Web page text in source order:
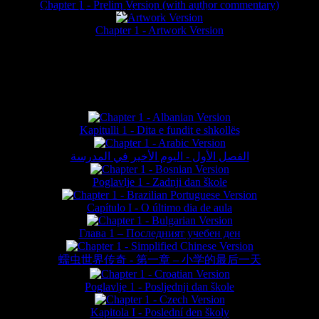
Chapter 1 - Prelim Version (with author commentary)
Chapter 1 - Artwork Version
Kapitulli 1 - Dita e fundit e shkollës
الفصل الأول - اليوم الأخير في المدرسة
Poglavlje 1 - Zadnji dan škole
Capítulo I - O último dia de aula
Глава 1 – Последният учебен ден
蠕虫世界传奇 - 第一章 – 小学的最后一天
Poglavlje 1 - Posljednji dan škole
Kapitola I - Poslední den školy
website © Daniel Lieske 2026 - Wormworld® is a registered